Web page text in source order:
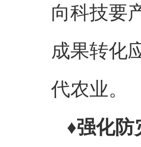
向科技要
成果转化
代农业。
♦强化防